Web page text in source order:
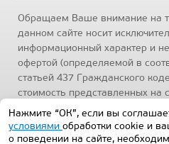
Обращаем Ваше внимание на
данном сайте носит
информационный характер и
офертой (определяемой в
статьей 437 Гражданского
стоимость представленных на
уточняйте по телефонам
в разделе "Контакты"
конфиденциальности.
Нажмите “ОК”, если вы
условиями обработки cookie и
о поведении на сайте,